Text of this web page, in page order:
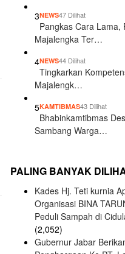
3NEWS47 Dilihat
Pangkas Cara Lama,
Majalengka Ter…
4NEWS44 Dilihat
Tingkarkan
Majalengk…
5KAMTIBMAS43 Dilihat
Bhabinkamtibmas
Sambang Warga…
PALING BANYAK
Kades Hj. Teti kurnia
Organisasi BINA
Peduli Sampah di
(2,052)
Gubernur Jabar